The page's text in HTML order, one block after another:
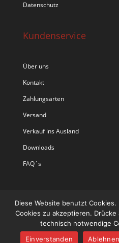
Datenschutz
Kundenservice
Über uns
Kontakt
Zahlungsarten
Versand
Verkauf ins Ausland
Downloads
FAQ´s
Designed by Designers Inn
Diese Website benutzt
Cookies zu akzeptieren.
technisch notwendige
Einverstanden
Ablehnen